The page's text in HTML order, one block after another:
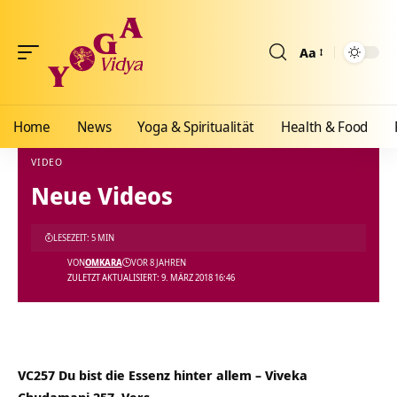
Aa
Home News Yoga & Spiritualität Health & Food
Yoga Vidya Blog - Yoga, Meditation und Ayurveda
VIDEO
Neue Videos
ZULETZT AKTUALISIERT: 9. MÄRZ 2018 16:46
VONOMKARA VOR 8 JAHREN
LESEZEIT: 5 MIN
VC257 Du bist die Essenz hinter allem – Viveka